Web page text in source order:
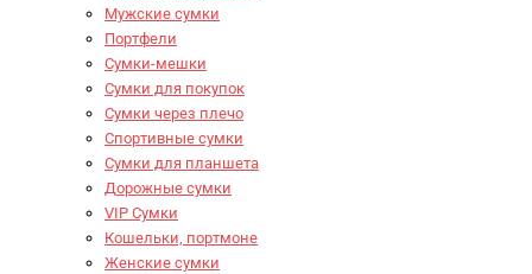
Мужские сумки
Портфели
Сумки-мешки
Сумки для покупок
Сумки через плечо
Спортивные сумки
Сумки для планшета
Дорожные сумки
VIP Сумки
Кошельки, портмоне
Женские сумки